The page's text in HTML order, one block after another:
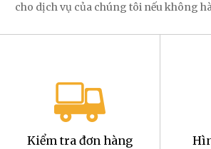
cho dịch vụ của chúng tôi nếu không
Kiểm tra đơn hàng